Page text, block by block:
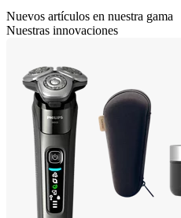
Nuevos artículos en nuestra gama
Nuestras innovaciones